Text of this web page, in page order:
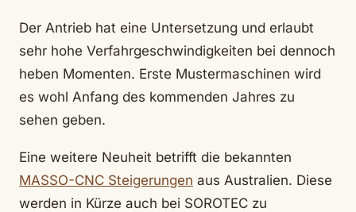
Der Antrieb hat eine Untersetzung und erlaubt
sehr hohe Verfahrgeschwindigkeiten bei dennoch
heben Momenten. Erste Mustermaschinen wird
es wohl Anfang des kommenden Jahres zu
sehen geben.
Eine weitere Neuheit betrifft die bekannten
MASSO-CNC Steigerungen aus Australien. Diese
werden in Kürze auch bei SOROTEC zu